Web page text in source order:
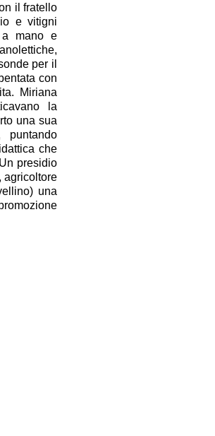
il fratello
e vitigni
a mano e
per il
con
Miriana
la
una sua
puntando
che
presidio
agricoltore
una